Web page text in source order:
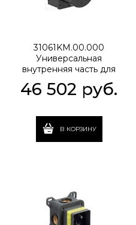
31061KM.00.000
Универсальная
внутренняя часть для
термостатического
смесителя на два потока
для душа
46 502 руб.
В КОРЗИНУ